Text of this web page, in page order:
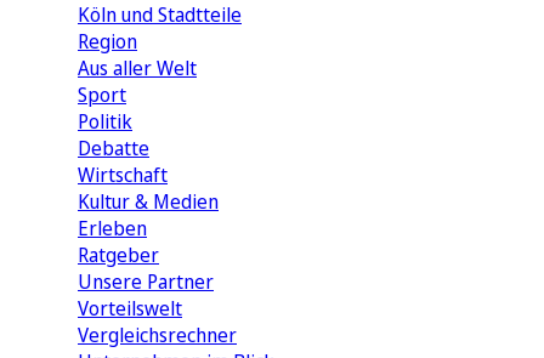
Köln und Stadtteile
Region
Aus aller Welt
Sport
Politik
Debatte
Wirtschaft
Kultur & Medien
Erleben
Ratgeber
Unsere Partner
Vorteilswelt
Vergleichsrechner